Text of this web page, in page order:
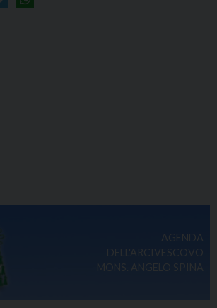
AGENDA
DELL'ARCIVESCOVO
MONS. ANGELO SPINA